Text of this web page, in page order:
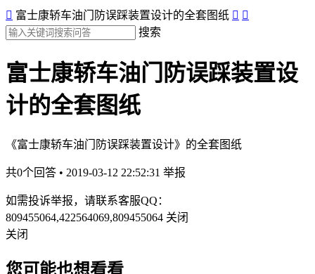
 富士康轿车油门防误踩装置设计的全套图纸  
搜索
富士康轿车油门防误踩装置设
计的全套图纸
《富士康轿车油门防误踩装置设计》的全套图纸
共0个回答 • 2019-03-12 22:52:31 举报
如需投诉举报，请联系客服QQ：
809455064,422564069,809455064 关闭
关闭
您可能也想看看